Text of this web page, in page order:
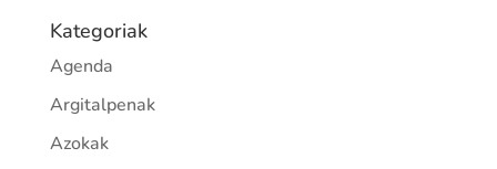
Kategoriak
Agenda
Argitalpenak
Azokak